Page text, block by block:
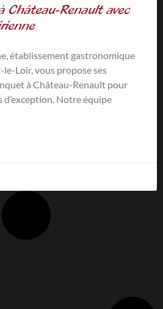
Château-Renault avec
établissement gastronomique
Loir, vous propose ses
à Château-Renault pour
Notre équipe